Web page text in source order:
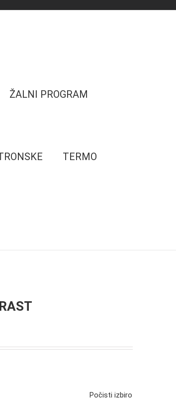
ŽALNI PROGRAM
TERMO
Počisti izbiro